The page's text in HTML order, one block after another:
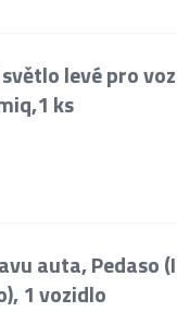
levé pro
ks
auta, Pedaso
1 vozidlo